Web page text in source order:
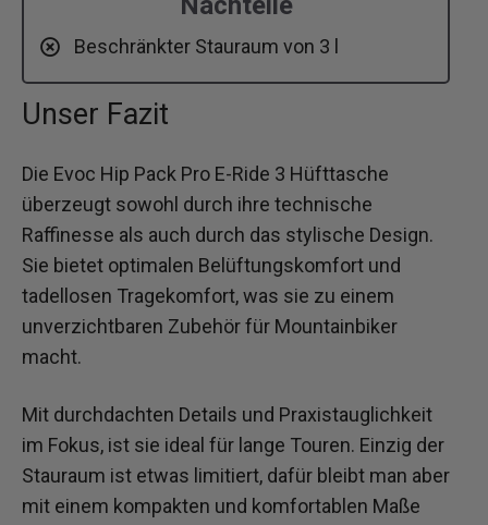
Beschränkter Stauraum von 3 l
Unser Fazit
Die Evoc Hip Pack Pro E-Ride 3 Hüfttasche
überzeugt sowohl durch ihre technische
Raffinesse als auch durch das stylische Design.
Sie bietet optimalen Belüftungskomfort und
tadellosen Tragekomfort, was sie zu einem
unverzichtbaren Zubehör für Mountainbiker
macht.
Mit durchdachten Details und Praxistauglichkeit
im Fokus, ist sie ideal für lange Touren. Einzig der
Stauraum ist etwas limitiert, dafür bleibt man aber
mit einem kompakten und komfortablen Maße